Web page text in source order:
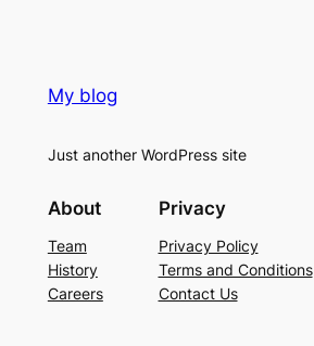
My blog
Just another WordPress site
About
Team
History
Careers
Privacy
Privacy Policy
Terms and Conditions
Contact Us